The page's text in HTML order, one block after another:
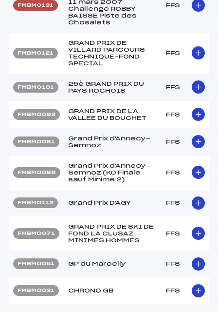
FMBM0131
11 mars 2007
Challenge ROBBY
BAISSE Piste des
Chosalets
FFS
FMBM0121
GRAND PRIX DE
VILLARD PARCOURS
TECHNIQUE-FOND
SPECIAL
FFS
FMBM0101
25è GRAND PRIX DU
PAYS ROCHOIS
FFS
FMBM0092
GRAND PRIX DE LA
VALLEE DU BOUCHET
FFS
FMBM0081
Grand Prix d'Annecy-
Semnoz
FFS
FMBM0086
Grand Prix d'Annecy-
Semnoz (KO Finale
sauf Minime 2)
FFS
FMBM0112 Grand Prix D'AGY FFS
FMBM0071
GRAND PRIX DE SKI DE
FOND LA CLUSAZ
MINIMES HOMMES
FFS
FMBM0051 GP du Marcelly FFS
FMBM0031 CHRONO GB FFS